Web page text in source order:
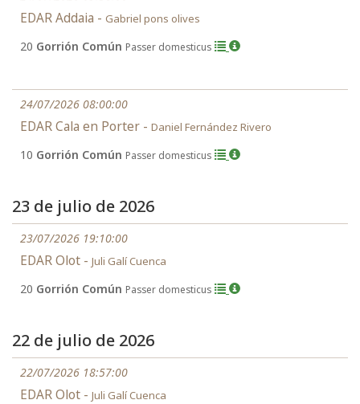
EDAR Addaia - Gabriel pons olives
20 Gorrión Común Passer domesticus
24/07/2026 08:00:00
EDAR Cala en Porter - Daniel Fernández Rivero
10 Gorrión Común Passer domesticus
23 de julio de 2026
23/07/2026 19:10:00
EDAR Olot - Juli Galí Cuenca
20 Gorrión Común Passer domesticus
22 de julio de 2026
22/07/2026 18:57:00
EDAR Olot - Juli Galí Cuenca